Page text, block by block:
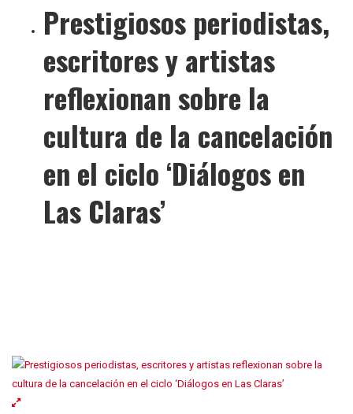
Prestigiosos periodistas,
escritores y artistas
reflexionan sobre la
cultura de la cancelación
en el ciclo ‘Diálogos en
Las Claras’